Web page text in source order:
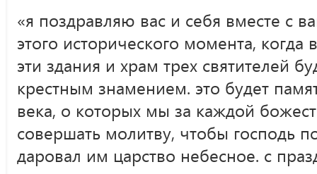
«я поздравляю вас и себя вместе с
этого исторического момента,
эти здания и храм трех святителей
крестным знамением. это будет
века, о которых мы за каждой
совершать молитву, чтобы господь
даровал им царство небесное. с